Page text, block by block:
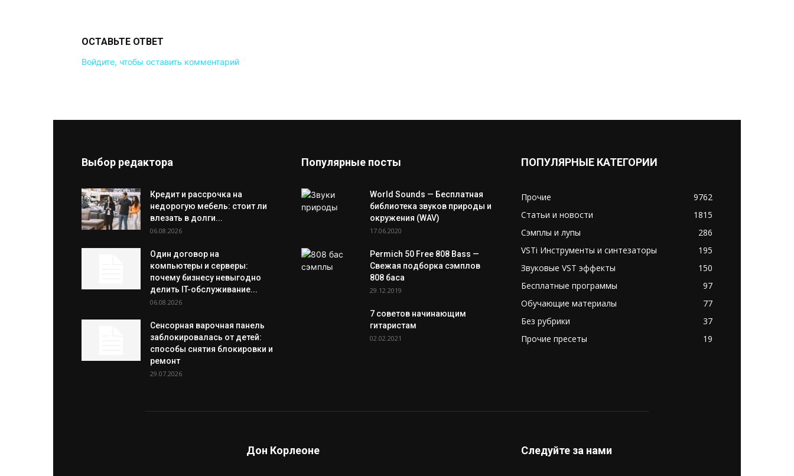
ОСТАВЬТЕ ОТВЕТ
Войдите, чтобы оставить комментарий
Выбор редактора
Кредит и рассрочка на
недорогую мебель: стоит ли
влезать в долги...
06.08.2026
Один договор на
компьютеры и серверы:
почему бизнесу невыгодно
делить IT-обслуживание...
06.08.2026
Сенсорная варочная панель
заблокировалась от детей:
способы снятия блокировки и
ремонт
29.07.2026
Популярные посты
World Sounds — Бесплатная
библиотека звуков природы и
окружения (WAV)
17.06.2020
Permich 50 Free 808 Bass —
Свежая подборка сэмплов
808 баса
29.12.2019
7 советов начинающим
гитаристам
02.02.2021
ПОПУЛЯРНЫЕ КАТЕГОРИИ
Прочие
9762
Статьи и новости
1815
Сэмплы и лупы
286
VSTi Инструменты и синтезаторы
195
Звуковые VST эффекты
150
Бесплатные программы
97
Обучающие материалы
77
Без рубрики
37
Прочие пресеты
19
Дон Корлеоне Следуйте за нами